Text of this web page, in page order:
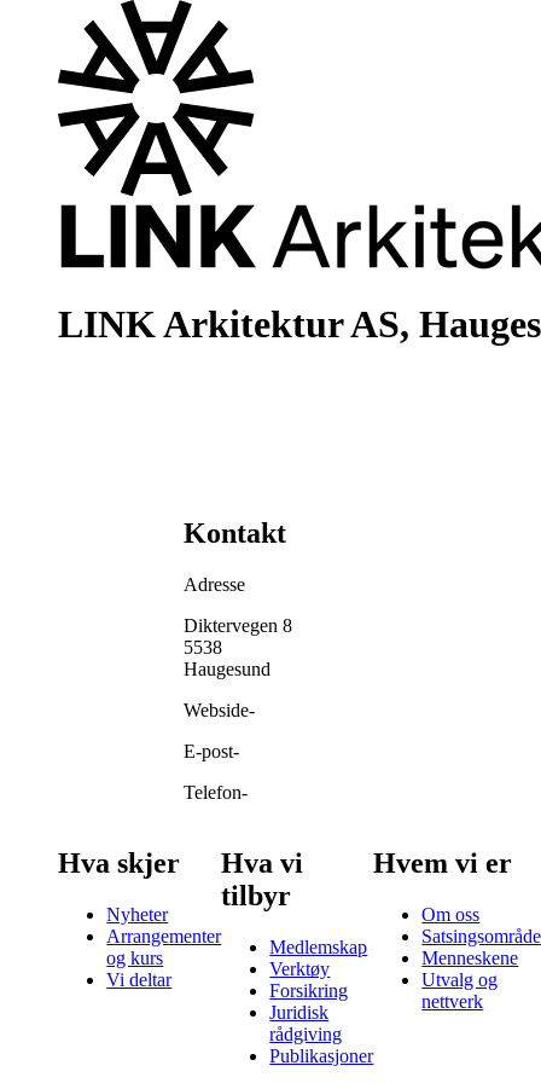
LINK Arkitektur AS,
Kontakt
Adresse
Diktervegen 8
5538
Haugesund
Webside-
E-post-
Telefon-
Hva skjer
Nyheter
Arrangementer
og kurs
Vi deltar
Hva vi
tilbyr
Medlemskap
Verktøy
Forsikring
Juridisk
rådgiving
Publikasjoner
Hvem vi er
Om oss
Menneskene
Utvalg og
nettverk